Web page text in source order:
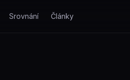
Srovnání Články